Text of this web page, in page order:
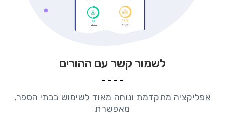
לשמור קשר עם ההורים
אפליקציה מתקדמת ונוחה מאוד לשימוש בבתי הספר,
מאפשרת